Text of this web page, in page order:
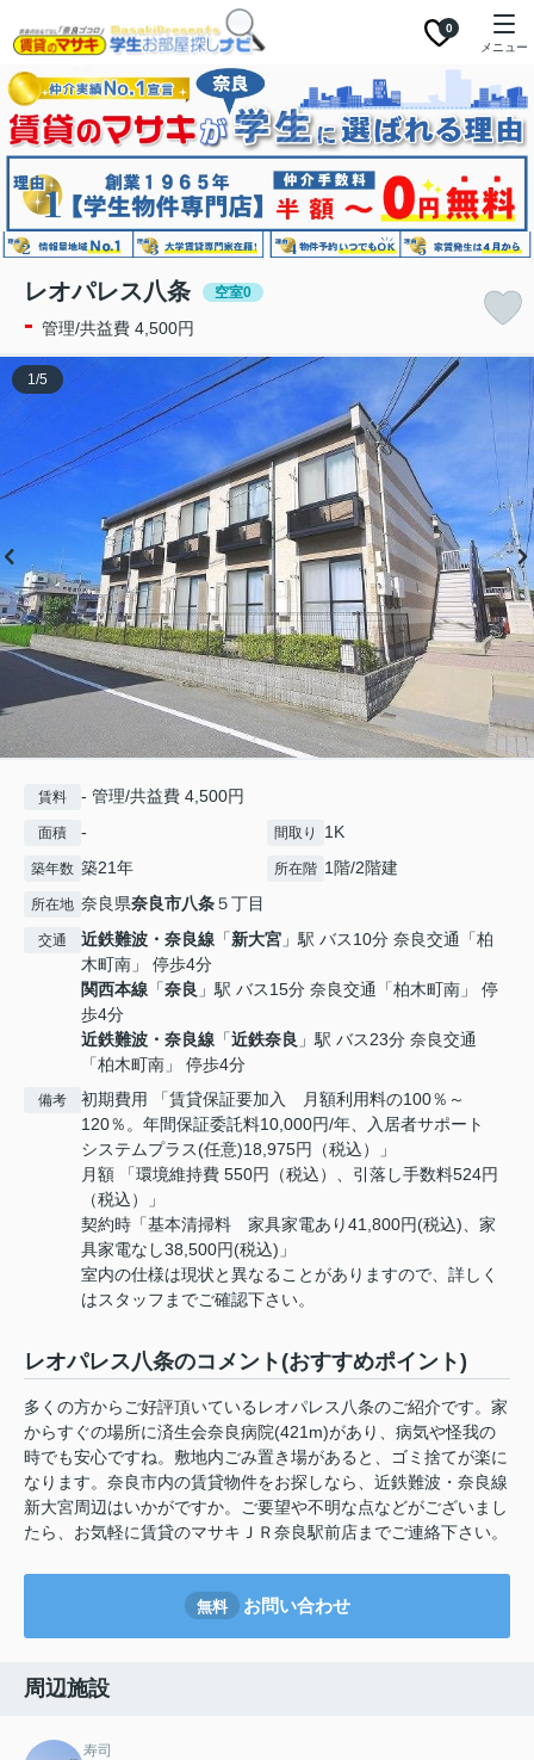
0
メニュー
レオパレス八条 空室0
- 管理/共益費 4,500円
1/5
賃料 - 管理/共益費 4,500円
面積 - 間取り 1K
築年数 築21年 所在階 1階/2階建
所在地 奈良県奈良市八条５丁目
交通 近鉄難波・奈良線 「新大宮 」駅 バス10分 奈良交通「柏
木町南」 停歩4分
関西本線 「奈良 」駅 バス15分 奈良交通「柏木町南」 停
歩4分
近鉄難波・奈良線 「近鉄奈良 」駅 バス23分 奈良交通
「柏木町南」 停歩4分
備考
初期費用 「賃貸保証要加入 月額利用料の100％～
120％。年間保証委託料10,000円/年、入居者サポート
システムプラス(任意)18,975円（税込）」
月額 「環境維持費 550円（税込）、引落し手数料524円
（税込）」
契約時「基本清掃料 家具家電あり41,800円(税込)、家
具家電なし38,500円(税込)」
室内の仕様は現状と異なることがありますので、詳しく
はスタッフまでご確認下さい。
レオパレス八条のコメント(おすすめポイント)
多くの方からご好評頂いているレオパレス八条のご紹介です。家
からすぐの場所に済生会奈良病院(421m)があり、病気や怪我の
時でも安心ですね。敷地内ごみ置き場があると、ゴミ捨てが楽に
なります。奈良市内の賃貸物件をお探しなら、近鉄難波・奈良線
新大宮周辺はいかがですか。ご要望や不明な点などがございまし
たら、お気軽に賃貸のマサキＪＲ奈良駅前店までご連絡下さい。
無料 お問い合わせ
周辺施設
寿司